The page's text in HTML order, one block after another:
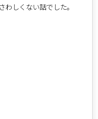
しくない話でした。